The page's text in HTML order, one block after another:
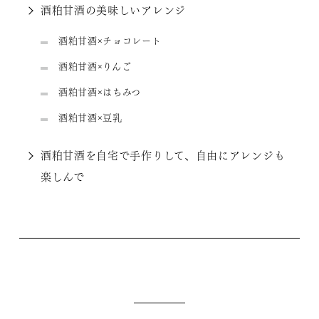
酒粕甘酒の美味しいアレンジ
酒粕甘酒×チョコレート
酒粕甘酒×りんご
酒粕甘酒×はちみつ
酒粕甘酒×豆乳
酒粕甘酒を自宅で手作りして、自由にアレンジも
楽しんで